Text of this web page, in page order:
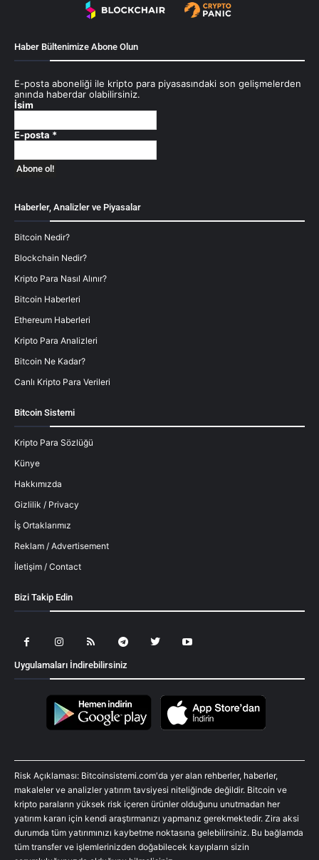
Haber Bültenimize Abone Olun
E-posta aboneliği ile kripto para piyasasındaki son gelişmelerden
anında haberdar olabilirsiniz.
İsim
E-posta *
Haberler, Analizler ve Piyasalar
Bitcoin Nedir?
Blockchain Nedir?
Kripto Para Nasıl Alınır?
Bitcoin Haberleri
Ethereum Haberleri
Kripto Para Analizleri
Bitcoin Ne Kadar?
Canlı Kripto Para Verileri
Bitcoin Sistemi
Kripto Para Sözlüğü
Künye
Hakkımızda
Gizlilik / Privacy
İş Ortaklarımız
Reklam / Advertisement
İletişim / Contact
Bizi Takip Edin
Uygulamaları İndirebilirsiniz
Risk Açıklaması: Bitcoinsistemi.com'da yer alan rehberler, haberler,
makaleler ve analizler yatırım tavsiyesi niteliğinde değildir. Bitcoin ve
kripto paraların yüksek risk içeren ürünler olduğunu unutmadan her
yatırım kararı için kendi araştırmanızı yapmanız gerekmektedir. Zira aksi
durumda tüm yatırımınızı kaybetme noktasına gelebilirsiniz. Bu bağlamda
tüm transfer ve işlemlerinizden doğabilecek kayıpların sizin